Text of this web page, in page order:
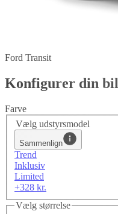
Ford Transit
Konfigurer din bil
Farve
Vælg udstyrsmodel
Sammenlign
Trend
Inklusiv
Limited
+328 kr.
Vælg størrelse